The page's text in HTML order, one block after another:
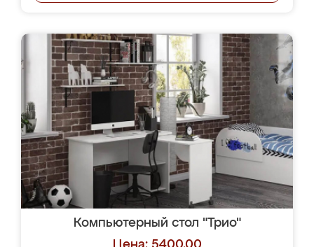
Компьютерный стол "Трио"